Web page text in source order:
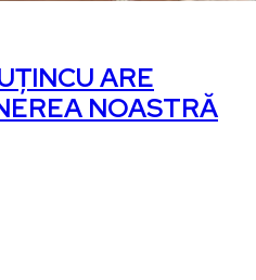
ARE
NOASTRĂ